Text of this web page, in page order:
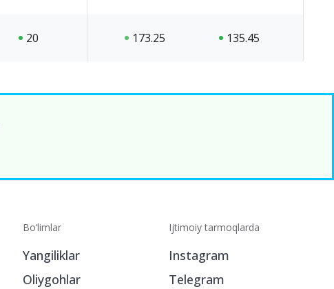
20 173.25 135.45
Bo‘limlar
Yangiliklar
Oliygohlar
Ijtimoiy tarmoqlarda
Instagram
Telegram